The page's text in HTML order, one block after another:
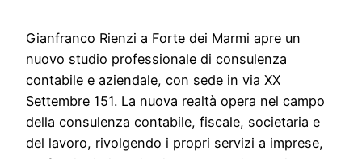
Gianfranco Rienzi a Forte dei Marmi apre un
nuovo studio professionale di consulenza
contabile e aziendale, con sede in via XX
Settembre 151. La nuova realtà opera nel campo
della consulenza contabile, fiscale, societaria e
del lavoro, rivolgendo i propri servizi a imprese,